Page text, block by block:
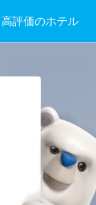
高評価のホテル